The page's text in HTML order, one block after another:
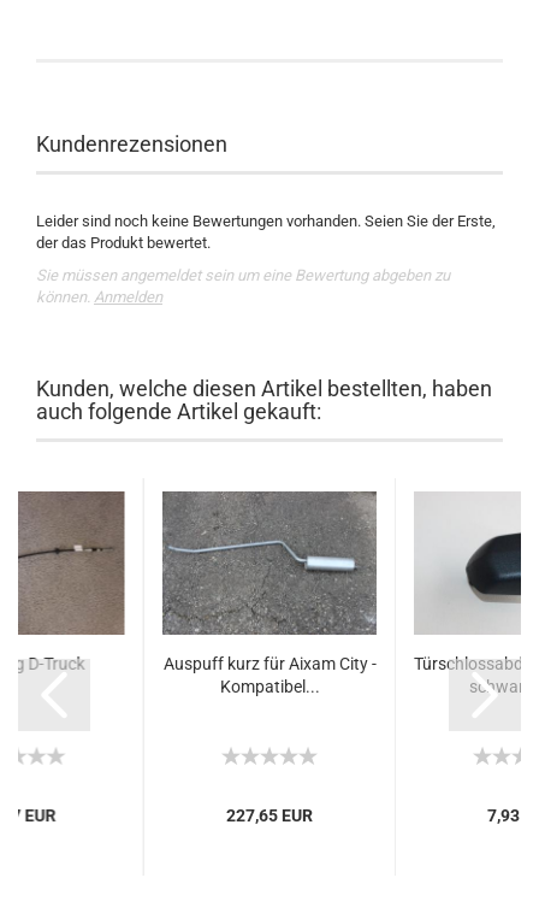
Kundenrezensionen
Leider sind noch keine Bewertungen vorhanden. Seien Sie der Erste,
der das Produkt bewertet.
Sie müssen angemeldet sein um eine Bewertung abgeben zu
können. Anmelden
Kunden, welche diesen Artikel bestellten, haben
auch folgende Artikel gekauft:
D-Truck
EUR
Auspuff kurz für Aixam City -
Kompatibel...
227,65 EUR
schwarz
7,93